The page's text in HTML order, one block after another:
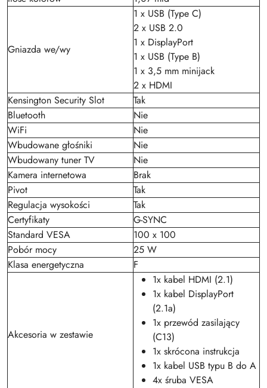
Gniazda we/wy
1 x USB (Type C)
2 x USB 2.0
1 x DisplayPort
1 x USB (Type B)
1 x 3,5 mm minijack
2 x HDMI
Kensington Security Slot
Tak
Bluetooth
Nie
WiFi
Nie
Wbudowane głośniki
Nie
Wbudowany tuner TV
Nie
Kamera internetowa
Brak
Pivot
Tak
Regulacja wysokości
Tak
Certyfikaty
G-SYNC
Standard VESA
100 x 100
Pobór mocy
25 W
Klasa energetyczna
F
Akcesoria w zestawie
1x kabel HDMI (2.1)
1x kabel DisplayPort
(2.1a)
1x przewód zasilający
(C13)
1x skrócona instrukcja
1x kabel USB typu B do A
4x śruba VESA